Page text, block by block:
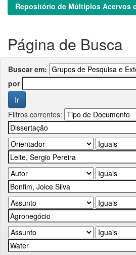
Repositório de Múltiplos Acervos
Página de Busca
Buscar em:
por
Filtros correntes: